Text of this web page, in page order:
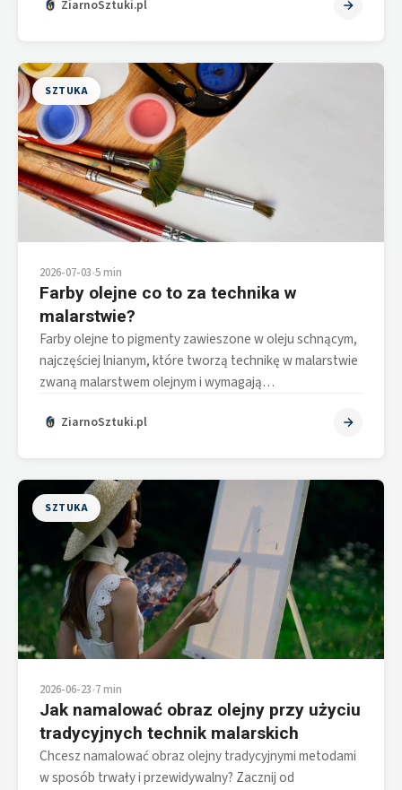
ZiarnoSztuki.pl
SZTUKA
2026-07-03•5 min
Farby olejne co to za technika w
malarstwie?
Farby olejne to pigmenty zawieszone w oleju schnącym,
najczęściej lnianym, które tworzą technikę w malarstwie
zwaną malarstwem olejnym i wymagają…
ZiarnoSztuki.pl
SZTUKA
2026-06-23•7 min
Jak namalować obraz olejny przy użyciu
tradycyjnych technik malarskich
Chcesz namalować obraz olejny tradycyjnymi metodami
w sposób trwały i przewidywalny? Zacznij od